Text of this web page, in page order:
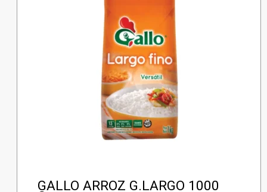
GALLO ARROZ G.LARGO 1000